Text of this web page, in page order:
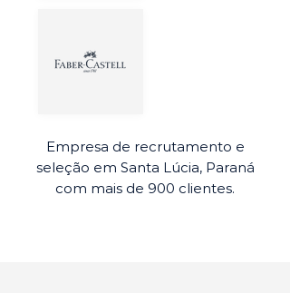
Empresa de recrutamento e
seleção em Santa Lúcia, Paraná
com mais de 900 clientes.